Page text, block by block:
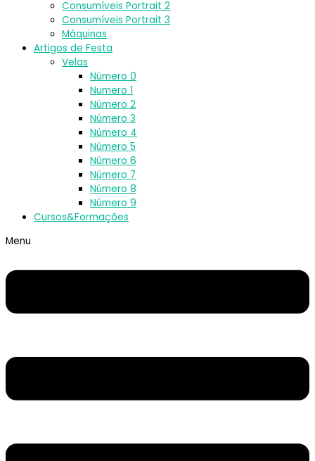
Consumíveis Portrait 2
Consumíveis Portrait 3
Máquinas
Artigos de Festa
Velas
Número 0
Numero 1
Número 2
Número 3
Número 4
Número 5
Número 6
Número 7
Número 8
Número 9
Cursos&Formações
Menu